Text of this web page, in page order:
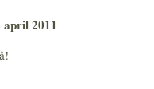
april 2011